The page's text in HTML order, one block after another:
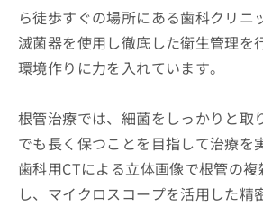
ら徒歩すぐの場所にある歯科クリニ
滅菌器を使用し徹底した衛生管理を
環境作りに力を入れています。
根管治療では、細菌をしっかりと取
でも長く保つことを目指して治療を
歯科用CTによる立体画像で根管の
し、マイクロスコープを活用した精